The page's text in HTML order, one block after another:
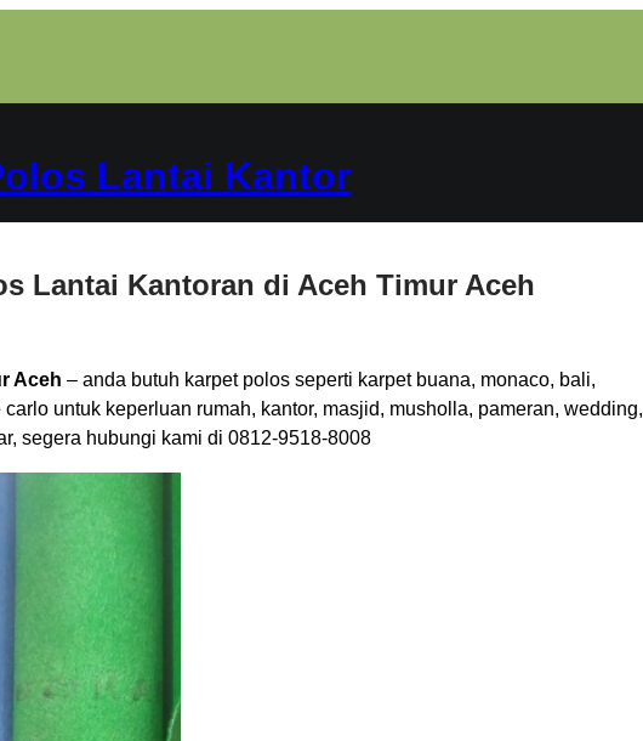
Lantai Kantor
Lantai Kantoran di Aceh Timur Aceh
Aceh – anda butuh karpet polos seperti karpet buana, monaco, bali,
untuk keperluan rumah, kantor, masjid, musholla, pameran, wedding,
segera hubungi kami di 0812-9518-8008